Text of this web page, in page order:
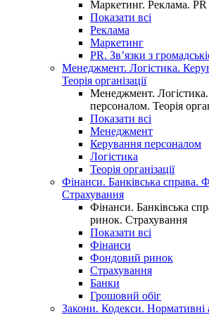
Маркетинг. Реклама. PR
Показати всі
Реклама
Маркетинг
PR. Зв’язки з
Менеджмент. Логістика.
Теорія організації
Менеджмент.
персоналом. Теорія
Показати всі
Менеджмент
Керування персоналом
Логістика
Теорія організації
Фінанси. Банківська справа.
Страхування
Фінанси. Банківська
ринок. Страхування
Показати всі
Фінанси
Фондовий ринок
Страхування
Банки
Грошовий обіг
Закони. Кодекси. Нормативні